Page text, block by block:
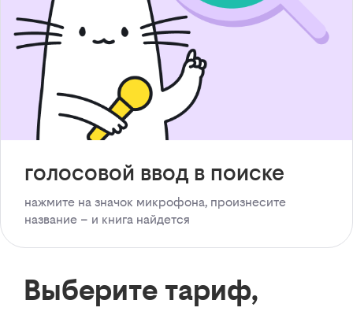
голосовой ввод в поиске
нажмите на значок микрофона, произнесите
название – и книга найдется
Выберите тариф,